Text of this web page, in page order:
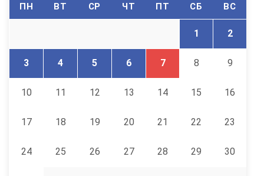
ПН ВТ СР ЧТ ПТ СБ ВС
1 2
3 4 5 6 7 8 9
10 11 12 13 14 15 16
17 18 19 20 21 22 23
24 25 26 27 28 29 30